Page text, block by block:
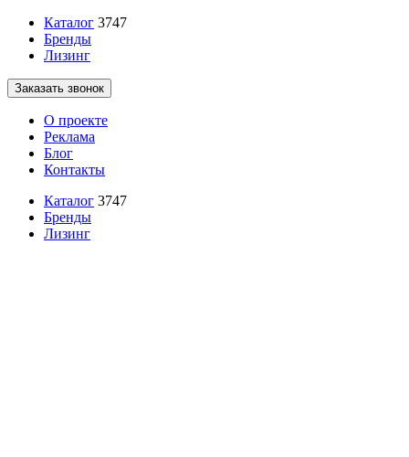
Каталог 3747
Бренды
Лизинг
Заказать звонок
О проекте
Реклама
Блог
Контакты
Каталог 3747
Бренды
Лизинг